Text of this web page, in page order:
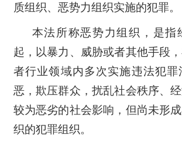
质组织、恶势力组织实施的犯罪。
本法所称恶势力组织，是指
起，以暴力、威胁或者其他手段
者行业领域内多次实施违法犯罪
恶，欺压群众，扰乱社会秩序、
较为恶劣的社会影响，但尚未形
织的犯罪组织。